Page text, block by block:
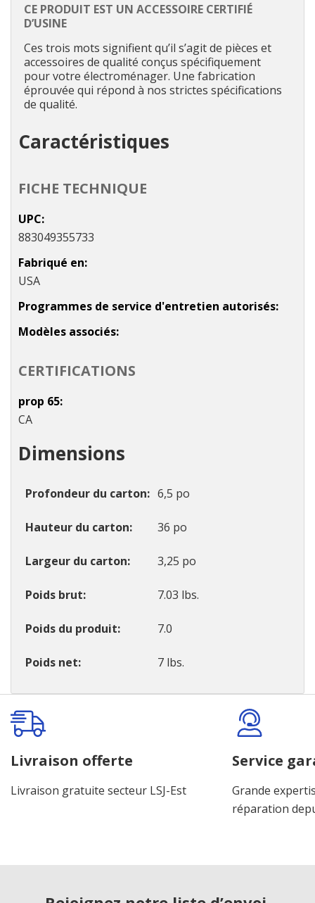
CE PRODUIT EST UN ACCESSOIRE CERTIFIÉ
D’USINE
Ces trois mots signifient qu’il s’agit de pièces et
accessoires de qualité conçus spécifiquement
pour votre électroménager. Une fabrication
éprouvée qui répond à nos strictes spécifications
de qualité.
Caractéristiques
FICHE TECHNIQUE
UPC
883049355733
Fabriqué en
USA
Programmes de service d'entretien autorisés
Modèles associés
CERTIFICATIONS
prop 65
CA
Dimensions
Profondeur du carton 6,5 po
Hauteur du carton 36 po
Largeur du carton 3,25 po
Poids brut 7.03 lbs.
Poids du produit 7.0
Poids net 7 lbs.
Onglet
personnalisé
Livraison offerte
Livraison gratuite secteur LSJ-Est
Service
Grande
réparation